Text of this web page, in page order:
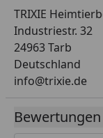
TRIXIE
Industriestr. 32
24963 Tarb
Deutschland
info@trixie.de
Bewertungen